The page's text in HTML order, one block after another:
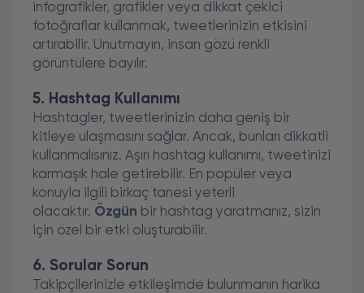
infografikler, grafikler veya dikkat çekici
fotoğraflar kullanmak, tweetlerinizin etkisini
artırabilir. Unutmayın, insan gözü renkli
görüntülere bayılır.
5. Hashtag Kullanımı
Hashtagler, tweetlerinizin daha geniş bir
kitleye ulaşmasını sağlar. Ancak, bunları dikkatli
kullanmalısınız. Aşırı hashtag kullanımı, tweetinizi
karmaşık hale getirebilir. En popüler veya
konuyla ilgili birkaç tanesi yeterli
olacaktır. Özgün bir hashtag yaratmanız, sizin
için özel bir etki oluşturabilir.
6. Sorular Sorun
Takipçilerinizle etkileşimde bulunmanın harika